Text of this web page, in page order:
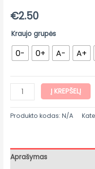
€2.50
Kraujo grupės
0- 0+ A- A+
Į KREPŠELĮ
Produkto kodas:N/A
Aprašymas